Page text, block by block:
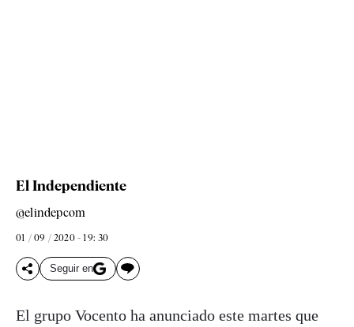
El Independiente
@elindepcom
01 / 09 / 2020 - 19: 30
Seguir en
El grupo Vocento ha anunciado este martes que